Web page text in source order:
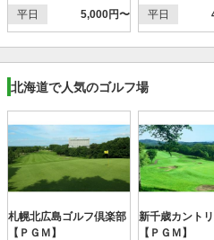
平日
5,000円〜
平日
北海道で人気のゴルフ場
札幌北広島ゴルフ倶楽部
【ＰＧＭ】
新千歳カント
【ＰＧＭ】